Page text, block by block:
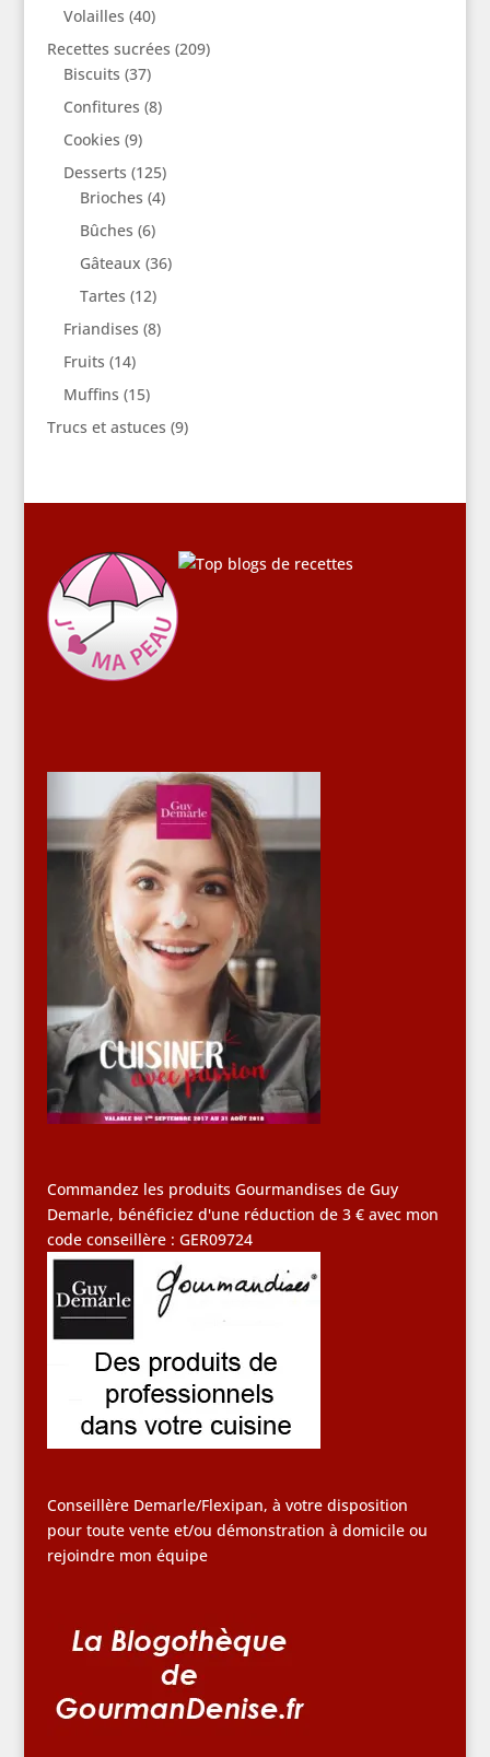
Volailles (40)
Recettes sucrées (209)
Biscuits (37)
Confitures (8)
Cookies (9)
Desserts (125)
Brioches (4)
Bûches (6)
Gâteaux (36)
Tartes (12)
Friandises (8)
Fruits (14)
Muffins (15)
Trucs et astuces (9)
Commandez les produits Gourmandises de Guy
Demarle, bénéficiez d'une réduction de 3 € avec mon
code conseillère : GER09724
Conseillère Demarle/Flexipan, à votre disposition
pour toute vente et/ou démonstration à domicile ou
rejoindre mon équipe